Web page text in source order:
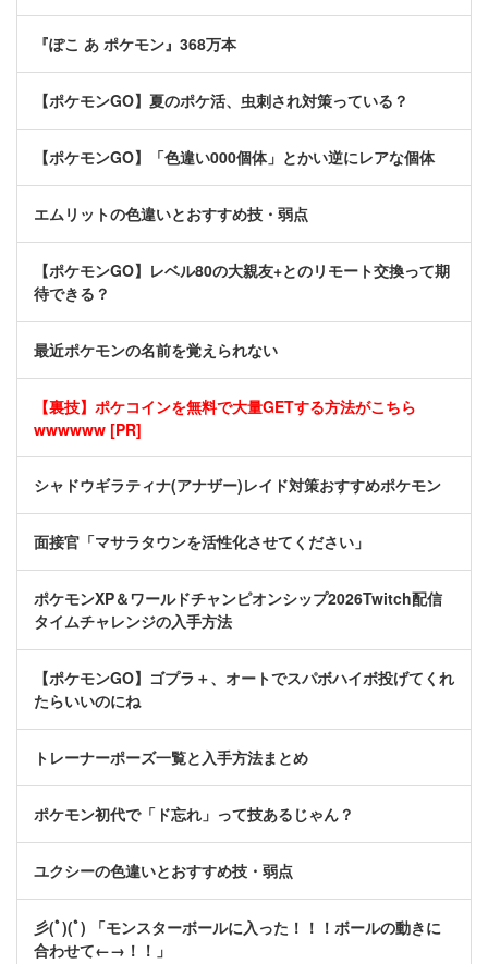
『ぽこ あ ポケモン』368万本
【ポケモンGO】夏のポケ活、虫刺され対策っている？
【ポケモンGO】「色違い000個体」とかい逆にレアな個体
エムリットの色違いとおすすめ技・弱点
【ポケモンGO】レベル80の大親友+とのリモート交換って期
待できる？
最近ポケモンの名前を覚えられない
【裏技】ポケコインを無料で大量GETする方法がこちら
wwwwww [PR]
シャドウギラティナ(アナザー)レイド対策おすすめポケモン
面接官「マサラタウンを活性化させてください」
ポケモンXP＆ワールドチャンピオンシップ2026Twitch配信
タイムチャレンジの入手方法
【ポケモンGO】ゴプラ＋、オートでスパボハイボ投げてくれ
たらいいのにね
トレーナーポーズ一覧と入手方法まとめ
ポケモン初代で「ド忘れ」って技あるじゃん？
ユクシーの色違いとおすすめ技・弱点
彡(ﾟ)(ﾟ) 「モンスターボールに入った！！！ボールの動きに
合わせて←→！！」